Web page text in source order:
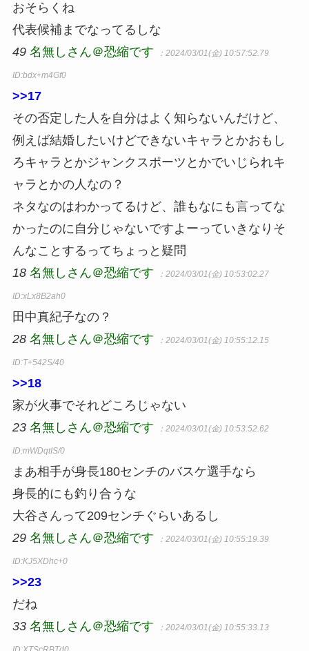
おそらくね
代表候補までなってるしな
49 名無しさん＠恐縮です ：2024/03/01(金) 10:57:52.79
ID:bdx+m4Gf0
>>17
その否定した人を自分はよく知らないんだけど、
例えば結婚したいけどできないキャラとかおもし
ろキャラとかジャンクスポーツとかでいじられキ
ャラとかの人なの？
ネタなのはわかってるけど、誰もなにも言ってな
かったのに自分じゃないですよーっていきなりそ
んなことするってちょっと疑問
18 名無しさん＠恐縮です ：2024/03/01(金) 10:53:02.27
ID:xLx8B2ah0
田中真紀子なの？
28 名無しさん＠恐縮です ：2024/03/01(金) 10:55:12.15
ID:T+542S/40
>>18
家が火事でそれどころじゃない
23 名無しさん＠恐縮です ：2024/03/01(金) 10:53:52.62
ID:mWDqtIS/0
まあ相手が身長180センチのバスケ選手なら
身長的にも釣り合うな
大谷さんって209センチぐらいあるし
29 名無しさん＠恐縮です ：2024/03/01(金) 10:55:19.39
ID:KJ5XDhc+0
>>23
だね
33 名無しさん＠恐縮です ：2024/03/01(金) 10:55:33.13